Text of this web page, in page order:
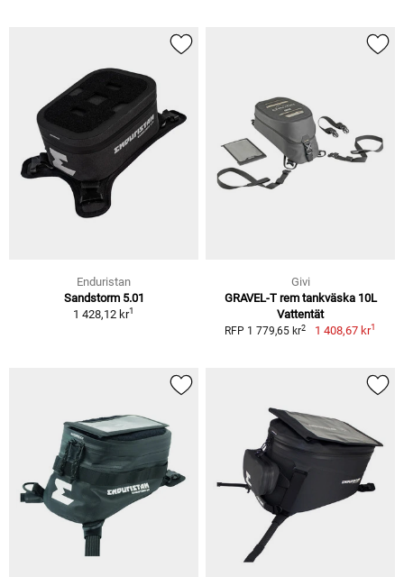
Enduristan
Sandstorm 5.01
1 428,12 kr1
Givi
GRAVEL-T rem tankväska 10L
Vattentät
RFP 1 779,65 kr2 1 408,67 kr1